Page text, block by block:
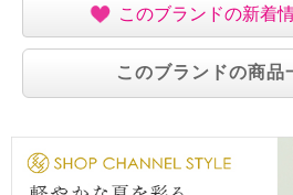
このブランドの新着
このブランドの商品